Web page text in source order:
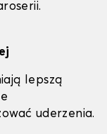
lepszą
uderzenia.